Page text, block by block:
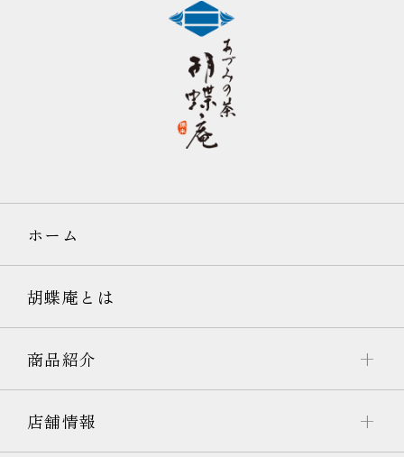
ホーム
胡蝶庵とは
商品紹介
店舗情報